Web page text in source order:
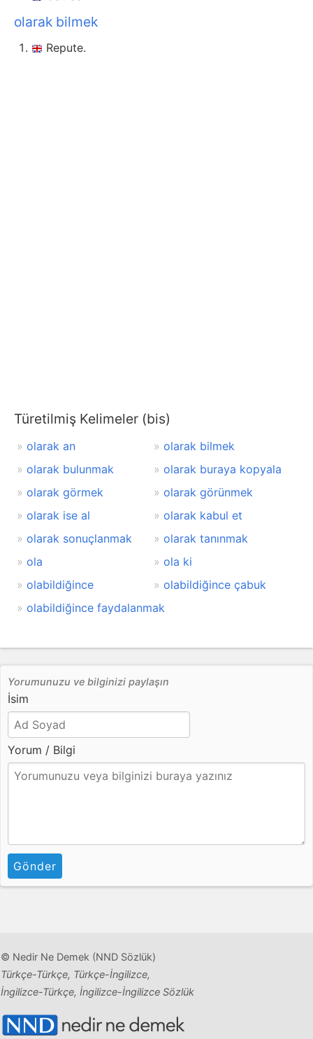
olarak bilmek
Repute.
Türetilmiş Kelimeler (bis)
olarak an
olarak bilmek
olarak bulunmak
olarak buraya kopyala
olarak görmek
olarak görünmek
olarak ise al
olarak kabul et
olarak sonuçlanmak
olarak tanınmak
ola
ola ki
olabildiğince
olabildiğince çabuk
olabildiğince faydalanmak
Yorumunuzu ve bilginizi paylaşın
İsim
Yorum / Bilgi
Gönder
© Nedir Ne Demek (NND Sözlük)
Türkçe-Türkçe, Türkçe-İngilizce,
İngilizce-Türkçe, İngilizce-İngilizce Sözlük